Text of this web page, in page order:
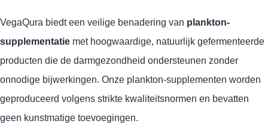
VegaQura biedt een veilige benadering van plankton-
supplementatie met hoogwaardige, natuurlijk gefermenteerde
producten die de darmgezondheid ondersteunen zonder
onnodige bijwerkingen. Onze plankton-supplementen worden
geproduceerd volgens strikte kwaliteitsnormen en bevatten
geen kunstmatige toevoegingen.